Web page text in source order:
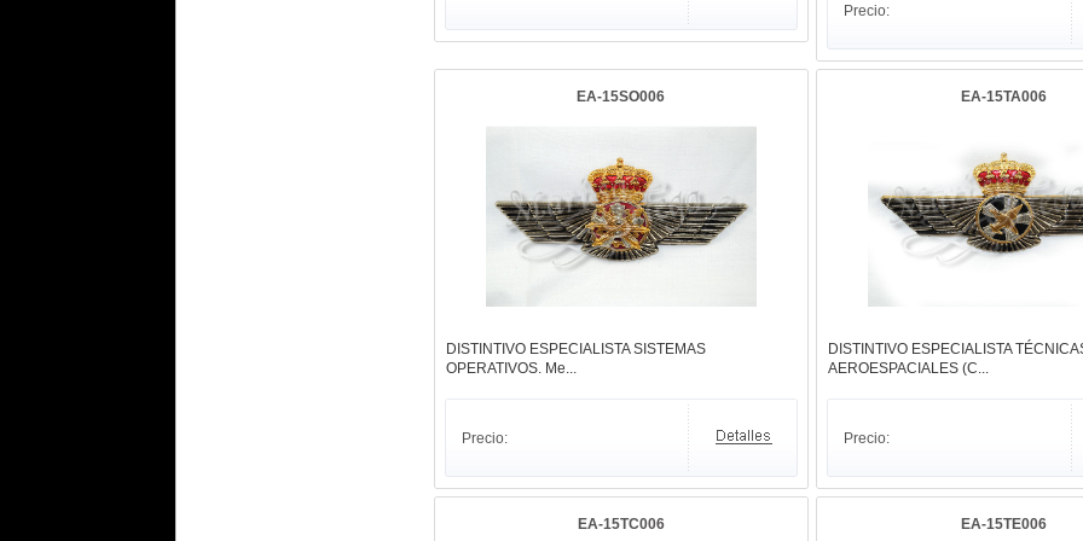
Precio:
EA-15SO006
DISTINTIVO ESPECIALISTA SISTEMAS
OPERATIVOS. Me...
Precio:
EA-15TA006
DISTINTIVO ESPECIALISTA
AEROESPACIALES (C...
Precio:
EA-15TC006 EA-15TE006